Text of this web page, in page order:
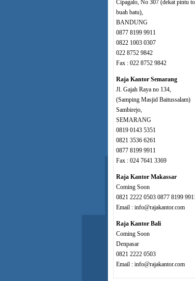
Cipagalo, No 307 (dekat pintu
buah batu),
BANDUNG
0877 8199 9911
0822 1003 0307
022 8752 9842
Fax : 022 8752 9842
Raja Kantor Semarang
Jl. Gajah Raya no 134,
(Samping Masjid Baitussalam)
Sambirejo,
SEMARANG
0819 0143 5351
0821 3536 6261
0877 8199 9911
Fax : 024 7641 3369
Raja Kantor Makassar
Coming Soon
0821 2222 0503 0877 8199
Email : info@rajakantor.com
Raja Kantor Bali
Coming Soon
Denpasar
0821 2222 0503
Email : info@rajakantor.com